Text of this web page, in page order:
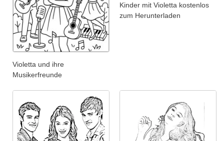
Violetta und ihre
Musikerfreunde
Kinder mit Violetta kostenlos
zum Herunterladen